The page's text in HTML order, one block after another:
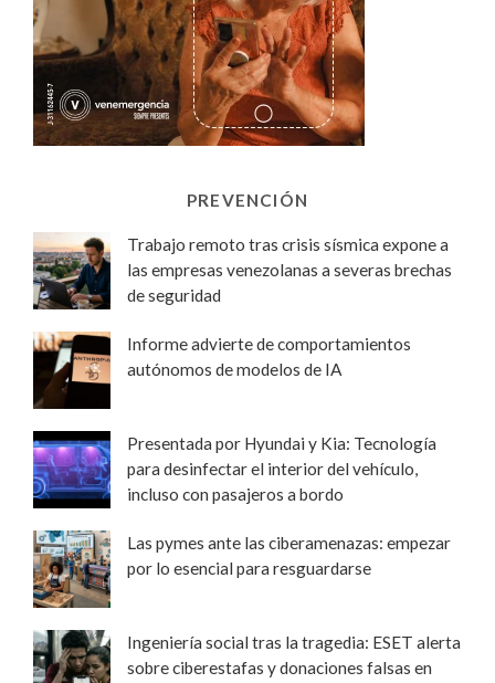
PREVENCIÓN
Trabajo remoto tras crisis sísmica expone a
las empresas venezolanas a severas brechas
de seguridad
Informe advierte de comportamientos
autónomos de modelos de IA
Presentada por Hyundai y Kia: Tecnología
para desinfectar el interior del vehículo,
incluso con pasajeros a bordo
Las pymes ante las ciberamenazas: empezar
por lo esencial para resguardarse
Ingeniería social tras la tragedia: ESET alerta
sobre ciberestafas y donaciones falsas en